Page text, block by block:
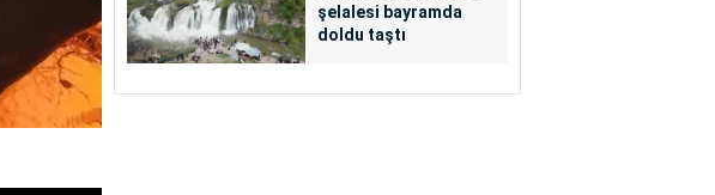
şelalesi bayramda
doldu taştı